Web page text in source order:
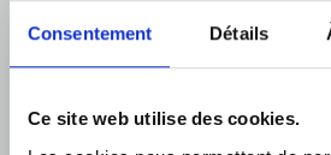
Consentement Détails
Ce site web utilise des cookies.